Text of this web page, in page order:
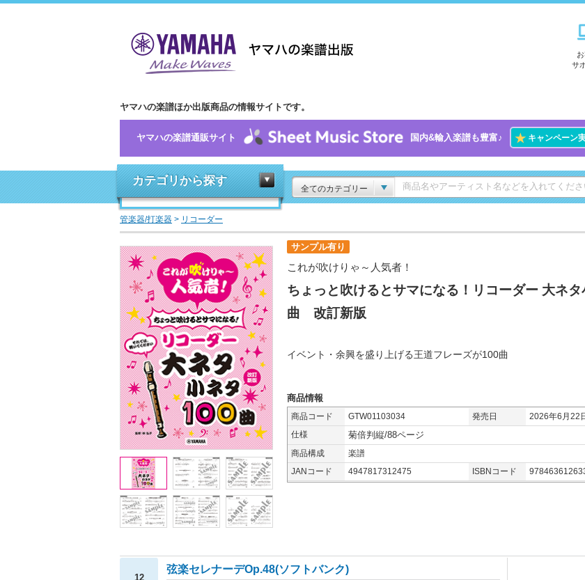
サ
ヤマハの楽譜ほか出版商品の情報サイトです。
ヤマハの楽譜通販サイト 国内&輸入楽譜も豊富♪ ★キャンペーン
カテゴリから探す
全てのカテゴリー
管楽器/打楽器 > リコーダー
サンプル有り
これが吹けりゃ～人気者！
ちょっと吹けるとサマになる！リコーダー 大ネ
曲 改訂新版
イベント・余興を盛り上げる王道フレーズが100曲
商品情報
商品コード GTW01103034 発売日
2026年6月22
仕様
菊倍判縦/88ページ
商品構成
楽譜
JANコード
4947817312475 ISBNコード
12
弦楽セレナーデOp.48(ソフトバンク)